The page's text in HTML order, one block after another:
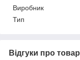
Виробник
Тип
Відгуки про товар